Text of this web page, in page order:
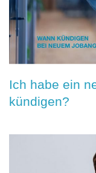
Ich habe ein
kündigen?